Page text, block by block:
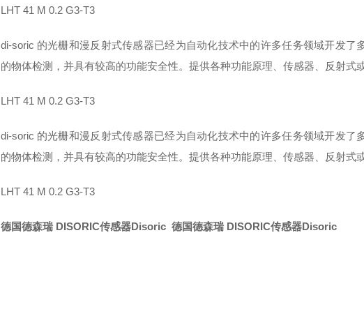
LHT 41 M 0.2 G3-T3
di-soric 的光栅和漫反射式传感器已经为自动化技术中的许多任务领域开发了
的物体检测，并具有较高的功能安全性。提供各种功能原理、传感器、反射式
LHT 41 M 0.2 G3-T3
di-soric 的光栅和漫反射式传感器已经为自动化技术中的许多任务领域开发了
的物体检测，并具有较高的功能安全性。提供各种功能原理、传感器、反射式
LHT 41 M 0.2 G3-T3
德国德森瑞 DISORIC传感器Disoric 德国德森瑞 DISORIC传感器Disoric